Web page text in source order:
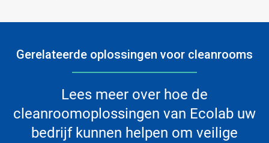
Gerelateerde oplossingen voor cleanrooms
Lees meer over hoe de
cleanroomoplossingen van Ecolab uw
bedrijf kunnen helpen om veilige